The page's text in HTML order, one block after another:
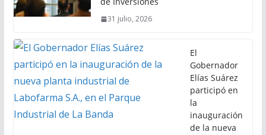
31 julio, 2026
El
Gobernador
Elías Suárez
participó en
la
inauguración
de la nueva